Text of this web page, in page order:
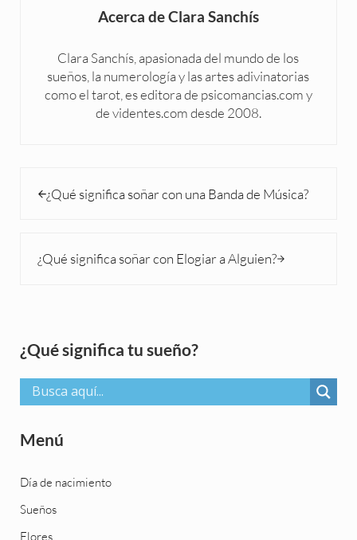
Acerca deClara Sanchís
Clara Sanchís, apasionada del mundo de los
sueños, la numerología y las artes adivinatorias
como el tarot, es editora de psicomancias.com y
de videntes.com desde 2008.
¿Qué significa soñar con una Banda de Música?
¿Qué significa soñar con Elogiar a Alguien?
Sidebar
¿Qué significa tu sueño?
Menú
Día de nacimiento
Sueños
Flores